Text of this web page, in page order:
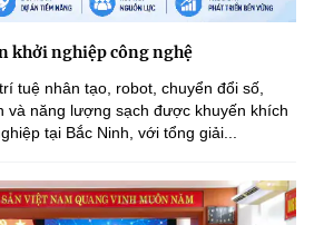
khởi nghiệp công nghệ
tuệ nhân tạo, robot, chuyển đổi số,
và năng lượng sạch được khuyến khích
tại Bắc Ninh, với tổng giải...